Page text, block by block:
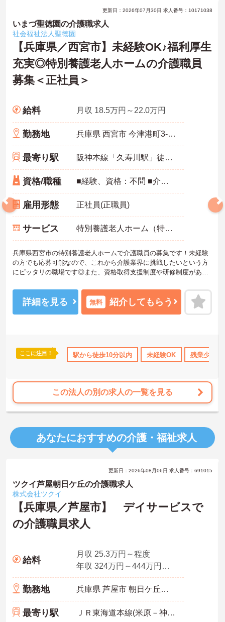
度あり 産休･育休･介護休暇取得実績あり ボーナス・賞与あり
更新日：2026年07月30日 求人番号：10171038
いまづ聖徳園の介護職求人
社会福祉法人聖徳園
【兵庫県／西宮市】未経験OK♪福利厚生
充実◎特別養護老人ホームの介護職員
募集＜正社員＞
給料 月収 18.5万円～22.0万円
勤務地 兵庫県 西宮市 今津港町3-11
最寄り駅 阪神本線「久寿川駅」徒歩8分
資格/職種 ■経験、資格：不問 ■介護福祉士、社会福祉士、社会福祉主事、ケアマネジャー（介護支援専門員）：あれば尚可
雇用形態 正社員(正職員)
サービス 特別養護老人ホーム（特養）
兵庫県西宮市の特別養護老人ホームで介護職員の募集です！未経験
の方でも応募可能なので、これから介護業界に挑戦したいという方
にピッタリの職場です◎また、資格取得支援制度や研修制度がある
接ポイントをお伝えしますので、お気軽にご連絡ください。
詳細を見る 無料 紹介してもらう
ここに注目！ 駅から徒歩10分以内 未経験OK 残業少なめ
この法人の別の求人の一覧を見る
あなたにおすすめの介護・福祉求人
更新日：2026年08月06日 求人番号：691015
ツクイ芦屋朝日ケ丘の介護職求人
株式会社ツクイ
【兵庫県／芦屋市】 デイサービスで
の介護職員求人
給料
月収 25.3万円～程度
年収 324万円～444万円程度 月給×12ヶ月＋賞与
勤務地 兵庫県 芦屋市 朝日ケ丘町28-20
最寄り駅 ＪＲ東海道本線(米原－神戸)「芦屋(ＪＲ)駅」徒歩19分